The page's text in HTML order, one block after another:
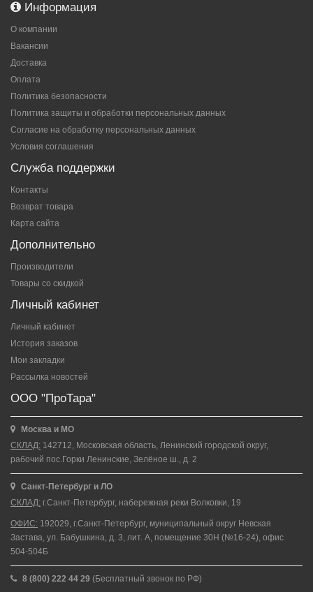
Информация
О компании
Вакансии
Доставка
Оплата
Политика безопасности
Политика защиты и обработки персональных данных
Согласие на обработку персональных данных
Условия соглашения
Служба поддержки
Контакты
Возврат товара
Карта сайта
Дополнительно
Производители
Товары со скидкой
Личный кабинет
Личный кабинет
История заказов
Мои закладки
Рассылка новостей
ООО "ПроТара"
Москва и МО
СКЛАД: 142712, Московская область, Ленинский городской округ,
рабочий пос.Горки Ленинские, Зелёное ш., д. 2
Санкт-Петербург и ЛО
СКЛАД: г.Санкт-Петербург, набережная реки Волковки, 19
ОФИС: 192029, г.Санкт-Петербург, муниципальный округ Невская
Застава, ул. Бабушкина, д. 3, лит. А, помещение 30Н (№16-24), офис
504-504Б
8 (800) 222 44 29 (Бесплатный звонок по РФ)